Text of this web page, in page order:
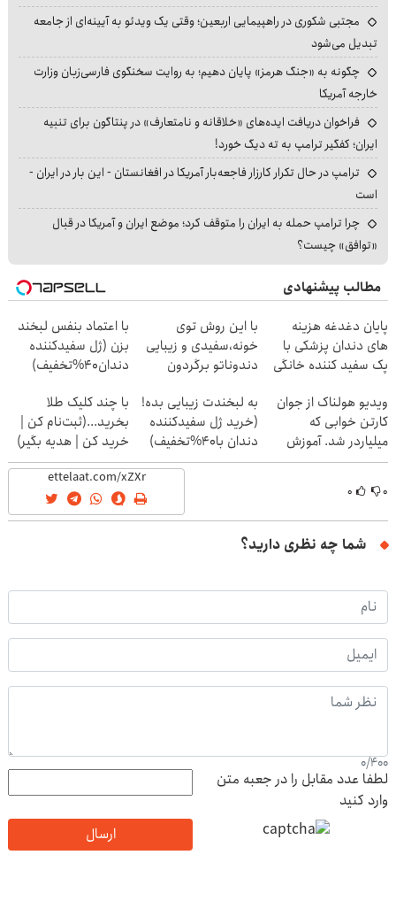
مجتبی شکوری در راهپیمایی اربعین؛ وقتی یک ویدئو به آیینه‌ای از جامعه
تبدیل می‌شود
چگونه به «جنگ هرمز» پایان دهیم؛ به روایت سخنگوی فارسی‌زبان وزارت
خارجه آمریکا
فراخوان دریافت ایده‌های «خلاقانه و نامتعارف» در پنتاگون برای تنبیه
ایران؛ کفگیر ترامپ به ته دیگ خورد!
ترامپ در حال تکرار کارزار فاجعه‌بار آمریکا در افغانستان - این بار در ایران -
است
چرا ترامپ حمله به ایران را متوقف کرد؛ موضع ایران و آمریکا در قبال
«توافق» چیست؟
مطالب پیشنهادی
پایان دغدغه هزینه
های دندان پزشکی با
پک سفید کننده خانگی
با این روش توی
خونه،سفیدی و زیبایی
دندوناتو برگردون
با اعتماد بنفس لبخند
بزن (ژل سفیدکننده
دندان40%تخفیف)
ویدیو هولناک از جوان
کارتن خوابی که
میلیاردر شد. آموزش
رایگان
به لبخندت زیبایی بده!
(خرید ژل سفیدکننده
دندان با40%تخفیف)
با چند کلیک طلا
بخرید...(ثبت‌نام کن |
خرید کن | هدیه بگیر)
۰ ۰
شما چه نظری دارید؟
0/400
لطفا عدد مقابل را در جعبه متن
وارد کنید
ارسال